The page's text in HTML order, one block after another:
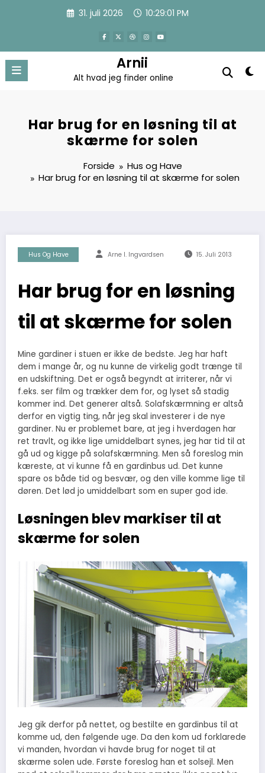
31. juli 2026 10:29:02 PM
Arnii
Alt hvad jeg finder online
Har brug for en løsning til at
skærme for solen
Forside
Hus og Have
Har brug for en løsning til at skærme for solen
Hus Og Have Arne I. Ingvardsen 15. Juli 2013
Har brug for en løsning
til at skærme for solen
Mine gardiner i stuen er ikke de bedste. Jeg har haft
dem i mange år, og nu kunne de virkelig godt trænge til
en udskiftning. Det er også begyndt at irriterer, når vi
f.eks. ser film og trækker dem for, og lyset så stadig
kommer ind. Det generer altså. Solafskærmning er altså
derfor en vigtig ting, når jeg skal investerer i de nye
gardiner. Nu er problemet bare, at jeg i hverdagen har
ret travlt, og ikke lige umiddelbart synes, jeg har tid til at
gå ud og kigge på solafskærmning. Men så foreslog min
kæreste, at vi kunne få en gardinbus ud. Det kunne
spare os både tid og besvær, og den ville komme lige til
døren. Det lød jo umiddelbart som en super god ide.
Løsningen blev markiser til at
skærme for solen
Jeg gik derfor på nettet, og bestilte en gardinbus til at
komme ud, den følgende uge. Da den kom ud forklarede
vi manden, hvordan vi havde brug for noget til at
skærme solen ude. Første foreslog han et solsejl. Men